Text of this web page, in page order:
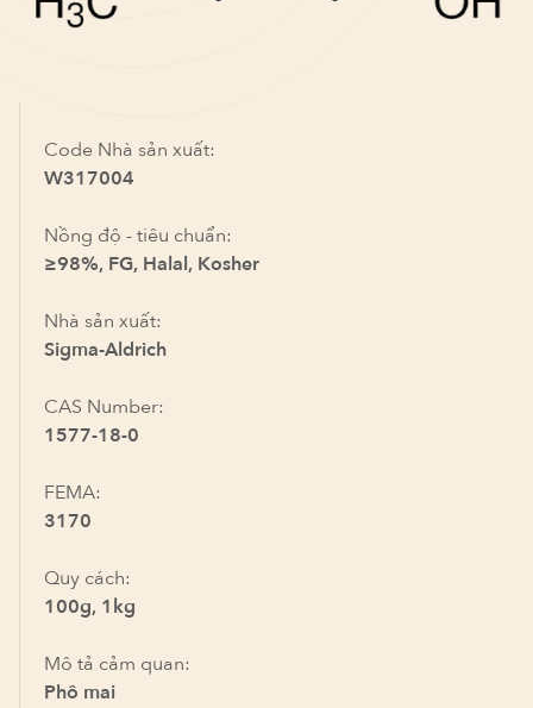
Code Nhà sản xuất:
W317004
Nồng độ - tiêu chuẩn:
≥98%, FG, Halal, Kosher
Nhà sản xuất:
Sigma-Aldrich
CAS Number:
1577-18-0
FEMA:
3170
Quy cách:
100g, 1kg
Mô tả cảm quan:
Phô mai